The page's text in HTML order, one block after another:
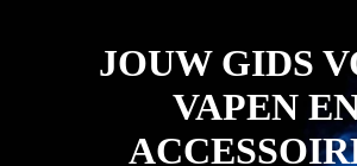
JOUW GIDS
VAPEN